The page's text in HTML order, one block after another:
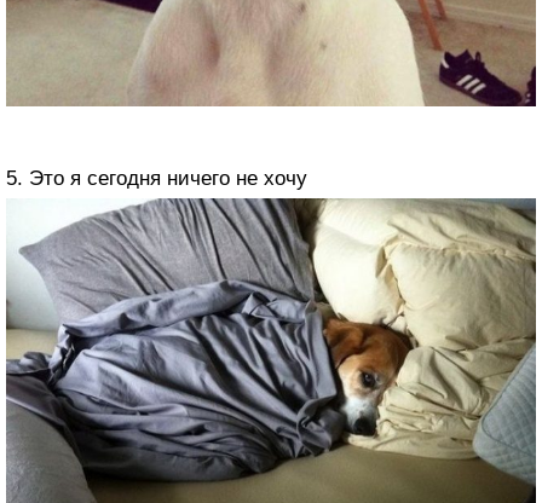
5. Это я сегодня ничего не хочу